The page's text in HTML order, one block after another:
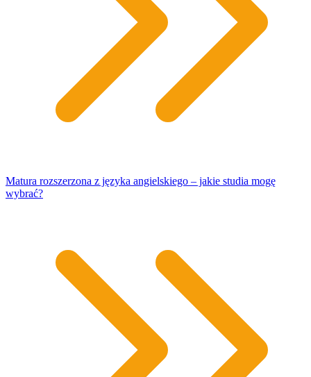
Matura rozszerzona z języka angielskiego – jakie studia mogę
wybrać?